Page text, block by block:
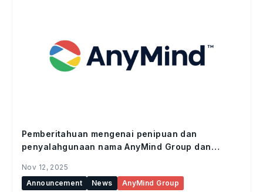
Pemberitahuan mengenai penipuan dan
penyalahgunaan nama AnyMind Group dan
sindikat di Indonesia
Nov 12, 2025
Announcement
News AnyMind Group